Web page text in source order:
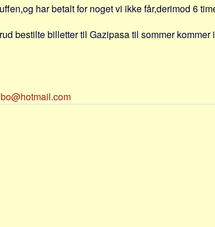
har betalt for noget vi ikke får,derimod 6
bestilte billetter til Gazipasa til sommer kommer